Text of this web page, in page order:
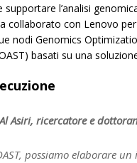
supportare l’analisi
collaborato con Lenovo per
nodi Genomics
basati su una
Asiri, ricercatore e
possiamo elaborare